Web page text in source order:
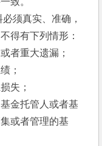
真实、准确，
得有下列情形：
重大遗漏；
；
失；
托管人或者基
或者管理的基